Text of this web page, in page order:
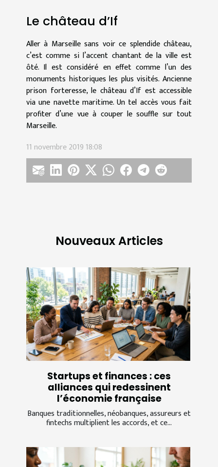
Le château d’If
Aller à Marseille sans voir ce splendide château,
c’est comme si l’accent chantant de la ville est
ôté. Il est considéré en effet comme l’un des
monuments historiques les plus visités. Ancienne
prison forteresse, le château d’If est accessible
via une navette maritime. Un tel accès vous fait
profiter d’une vue à couper le souffle sur tout
Marseille.
11 novembre 2019 18:08
Nouveaux Articles
Startups et finances : ces
alliances qui redessinent
l’économie française
Banques traditionnelles, néobanques, assureurs et
fintechs multiplient les accords, et ce...